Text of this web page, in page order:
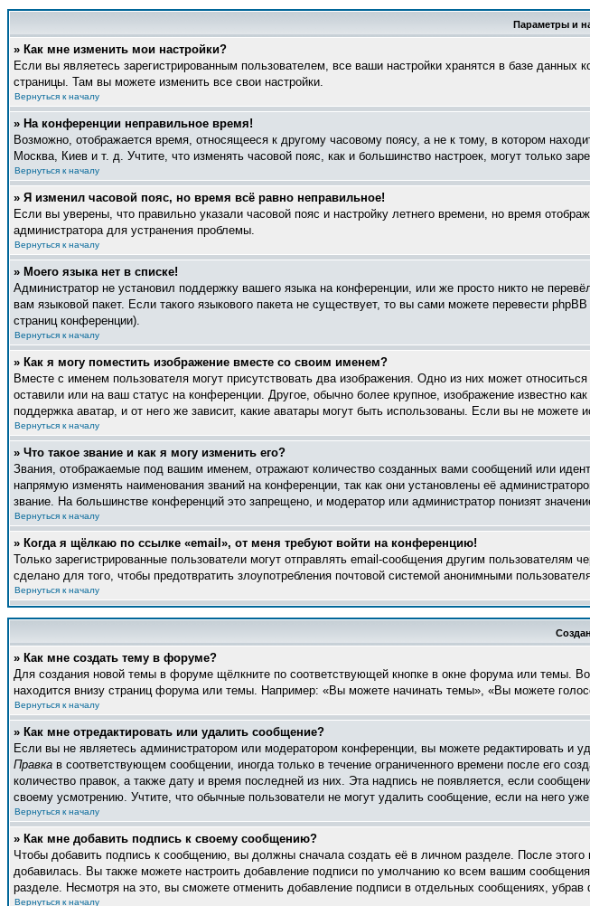
Параметры и
» Как мне изменить мои настройки?
Если вы являетесь зарегистрированным пользователем, все ваши настройки хранятся в базе
страницы. Там вы можете изменить все свои настройки.
Вернуться к началу
» На конференции неправильное время!
Возможно, отображается время, относящееся к другому часовому поясу, а не к тому, в котором
Москва, Киев и т. д. Учтите, что изменять часовой пояс, как и большинство настроек, могут только
Вернуться к началу
» Я изменил часовой пояс, но время всё равно неправильное!
Если вы уверены, что правильно указали часовой пояс и настройку летнего времени, но время
администратора для устранения проблемы.
Вернуться к началу
» Моего языка нет в списке!
Администратор не установил поддержку вашего языка на конференции, или же просто никто не
вам языковой пакет. Если такого языкового пакета не существует, то вы сами можете перевести
страниц конференции).
Вернуться к началу
» Как я могу поместить изображение вместе со своим именем?
Вместе с именем пользователя могут присутствовать два изображения. Одно из них может
оставили или на ваш статус на конференции. Другое, обычно более крупное, изображение известно
поддержка аватар, и от него же зависит, какие аватары могут быть использованы. Если вы не
Вернуться к началу
» Что такое звание и как я могу изменить его?
Звания, отображаемые под вашим именем, отражают количество созданных вами сообщений или
напрямую изменять наименования званий на конференции, так как они установлены её
звание. На большинстве конференций это запрещено, и модератор или администратор понизят
Вернуться к началу
» Когда я щёлкаю по ссылке «email», от меня требуют войти на конференцию!
Только зарегистрированные пользователи могут отправлять email-сообщения другим
сделано для того, чтобы предотвратить злоупотребления почтовой системой анонимными
Вернуться к началу
» Как мне создать тему в форуме?
Для создания новой темы в форуме щёлкните по соответствующей кнопке в окне форума или темы.
находится внизу страниц форума или темы. Например: «Вы можете начинать темы», «Вы можете
Вернуться к началу
» Как мне отредактировать или удалить сообщение?
Если вы не являетесь администратором или модератором конференции, вы можете редактировать и
Правка в соответствующем сообщении, иногда только в течение ограниченного времени после его
количество правок, а также дату и время последней из них. Эта надпись не появляется, если
своему усмотрению. Учтите, что обычные пользователи не могут удалить сообщение, если на него уже
Вернуться к началу
» Как мне добавить подпись к своему сообщению?
Чтобы добавить подпись к сообщению, вы должны сначала создать её в личном разделе. После
добавилась. Вы также можете настроить добавление подписи по умолчанию ко всем вашим
разделе. Несмотря на это, вы сможете отменить добавление подписи в отдельных сообщениях,
Вернуться к началу